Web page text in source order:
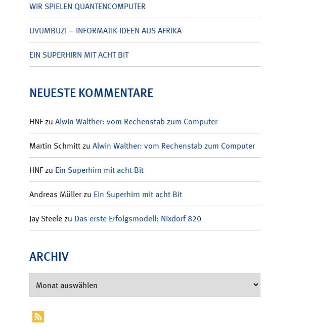
WIR SPIELEN QUANTENCOMPUTER
UVUMBUZI – INFORMATIK-IDEEN AUS AFRIKA
EIN SUPERHIRN MIT ACHT BIT
NEUESTE KOMMENTARE
HNFzu Alwin Walther: vom Rechenstab zum Computer
Martin Schmittzu Alwin Walther: vom Rechenstab zum Computer
HNFzu Ein Superhirn mit acht Bit
Andreas Müllerzu Ein Superhirn mit acht Bit
Jay Steelezu Das erste Erfolgsmodell: Nixdorf 820
ARCHIV